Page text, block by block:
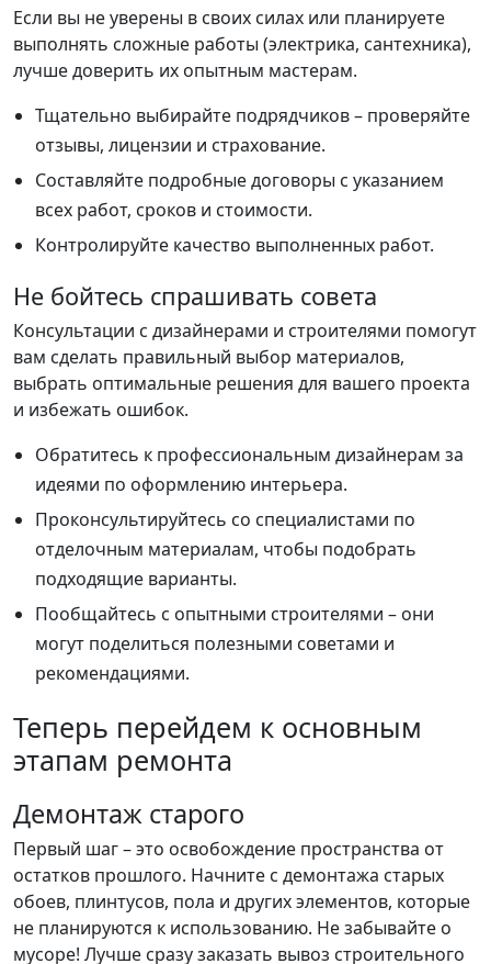
Если вы не уверены в своих силах или планируете
выполнять сложные работы (электрика, сантехника),
лучше доверить их опытным мастерам.
Тщательно выбирайте подрядчиков – проверяйте
отзывы, лицензии и страхование.
Составляйте подробные договоры с указанием
всех работ, сроков и стоимости.
Контролируйте качество выполненных работ.
Не бойтесь спрашивать совета
Консультации с дизайнерами и строителями помогут
вам сделать правильный выбор материалов,
выбрать оптимальные решения для вашего проекта
и избежать ошибок.
Обратитесь к профессиональным дизайнерам за
идеями по оформлению интерьера.
Проконсультируйтесь со специалистами по
отделочным материалам, чтобы подобрать
подходящие варианты.
Пообщайтесь с опытными строителями – они
могут поделиться полезными советами и
рекомендациями.
Теперь перейдем к основным
этапам ремонта
Демонтаж старого
Первый шаг – это освобождение пространства от
остатков прошлого. Начните с демонтажа старых
обоев, плинтусов, пола и других элементов, которые
не планируются к использованию. Не забывайте о
мусоре! Лучше сразу заказать вывоз строительного